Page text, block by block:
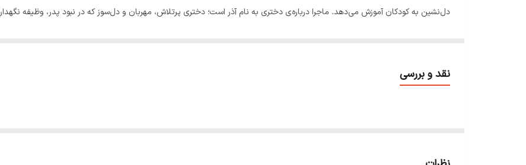
دل‌نشین به کودکان آموزش می‌دهد. ماجرا درباره‌ی دختری به نام آذر است؛ دختری پرتلاش، مهربان و دل‌سوز که در نبود پدر، وظیفه نگهداری
می‌کند. در پایان، وقتی گرگ‌ها به گله نزدیک می‌شوند، همان گرگ زخمی روزی به کمک آذر می‌آید و نشان می‌دهد که هیچ مهربانی‌ای در
فضاسازی طبیعی و باورپذیر، و پایان‌بندی اخلاق‌محور این کتاب را به انتخابی بسیار مناسب برای والدین، معلمان، کتابداران و
نقد و بررسی